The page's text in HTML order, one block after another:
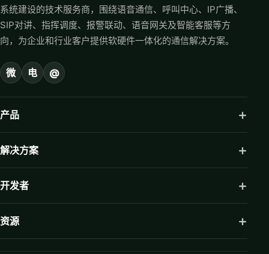
系统建设的技术服务商，围绕语音通信、呼叫中心、IP广播、
SIP对讲、指挥调度、报警联动、语音网关及智能客服等方
向，为企业和行业客户提供软硬件一体化的通信解决方案。
微 电 @
产品
解决方案
开发者
资源